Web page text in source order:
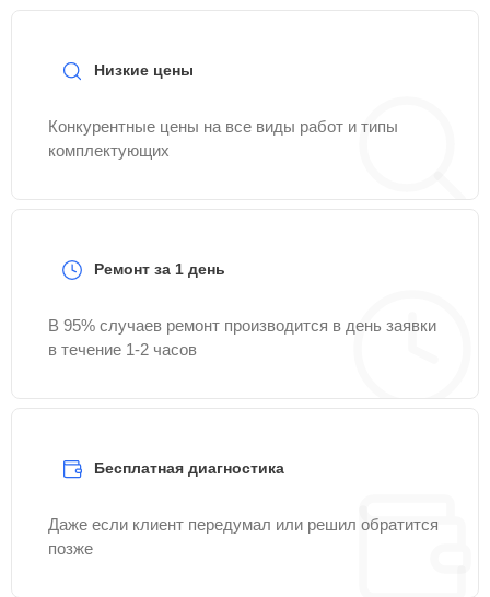
Низкие цены
Конкурентные цены на все виды работ и типы
комплектующих
Ремонт за 1 день
В 95% случаев ремонт производится в день заявки
в течение 1-2 часов
Бесплатная диагностика
Даже если клиент передумал или решил обратится
позже